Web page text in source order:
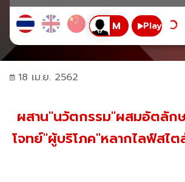
Play
18 เม.ย. 2562
ผสาน"นวัตกรรม"ผสมอัตลั
โจทย์"ผู้บริโภค"หลากไล